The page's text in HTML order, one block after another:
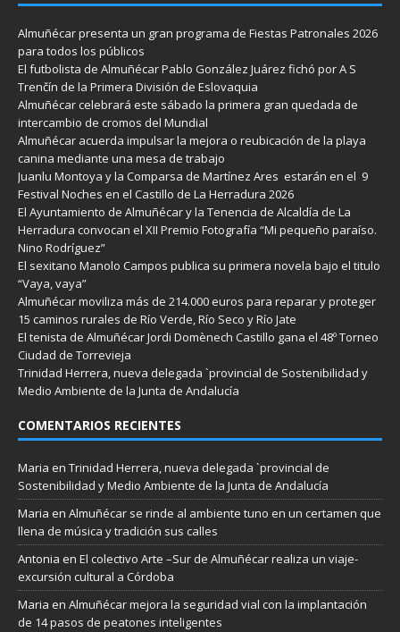
Almuñécar presenta un gran programa de Fiestas Patronales 2026
para todos los públicos
El futbolista de Almuñécar Pablo González Juárez fichó por A S
Trenčín de la Primera División de Eslovaquia
Almuñécar celebrará este sábado la primera gran quedada de
intercambio de cromos del Mundial
Almuñécar acuerda impulsar la mejora o reubicación de la playa
canina mediante una mesa de trabajo
Juanlu Montoya y la Comparsa de Martínez Ares estarán en el 9
Festival Noches en el Castillo de La Herradura 2026
El Ayuntamiento de Almuñécar y la Tenencia de Alcaldía de La
Herradura convocan el XII Premio Fotografía “Mi pequeño paraíso.
Nino Rodríguez”
El sexitano Manolo Campos publica su primera novela bajo el titulo
“Vaya, vaya”
Almuñécar moviliza más de 214.000 euros para reparar y proteger
15 caminos rurales de Río Verde, Río Seco y Río Jate
El tenista de Almuñécar Jordi Domènech Castillo gana el 48º Torneo
Ciudad de Torrevieja
Trinidad Herrera, nueva delegada `provincial de Sostenibilidad y
Medio Ambiente de la Junta de Andalucía
COMENTARIOS RECIENTES
Maria en Trinidad Herrera, nueva delegada `provincial de
Sostenibilidad y Medio Ambiente de la Junta de Andalucía
Maria en Almuñécar se rinde al ambiente tuno en un certamen que
llena de música y tradición sus calles
Antonia en El colectivo Arte –Sur de Almuñécar realiza un viaje-
excursión cultural a Córdoba
Maria en Almuñécar mejora la seguridad vial con la implantación
de 14 pasos de peatones inteligentes